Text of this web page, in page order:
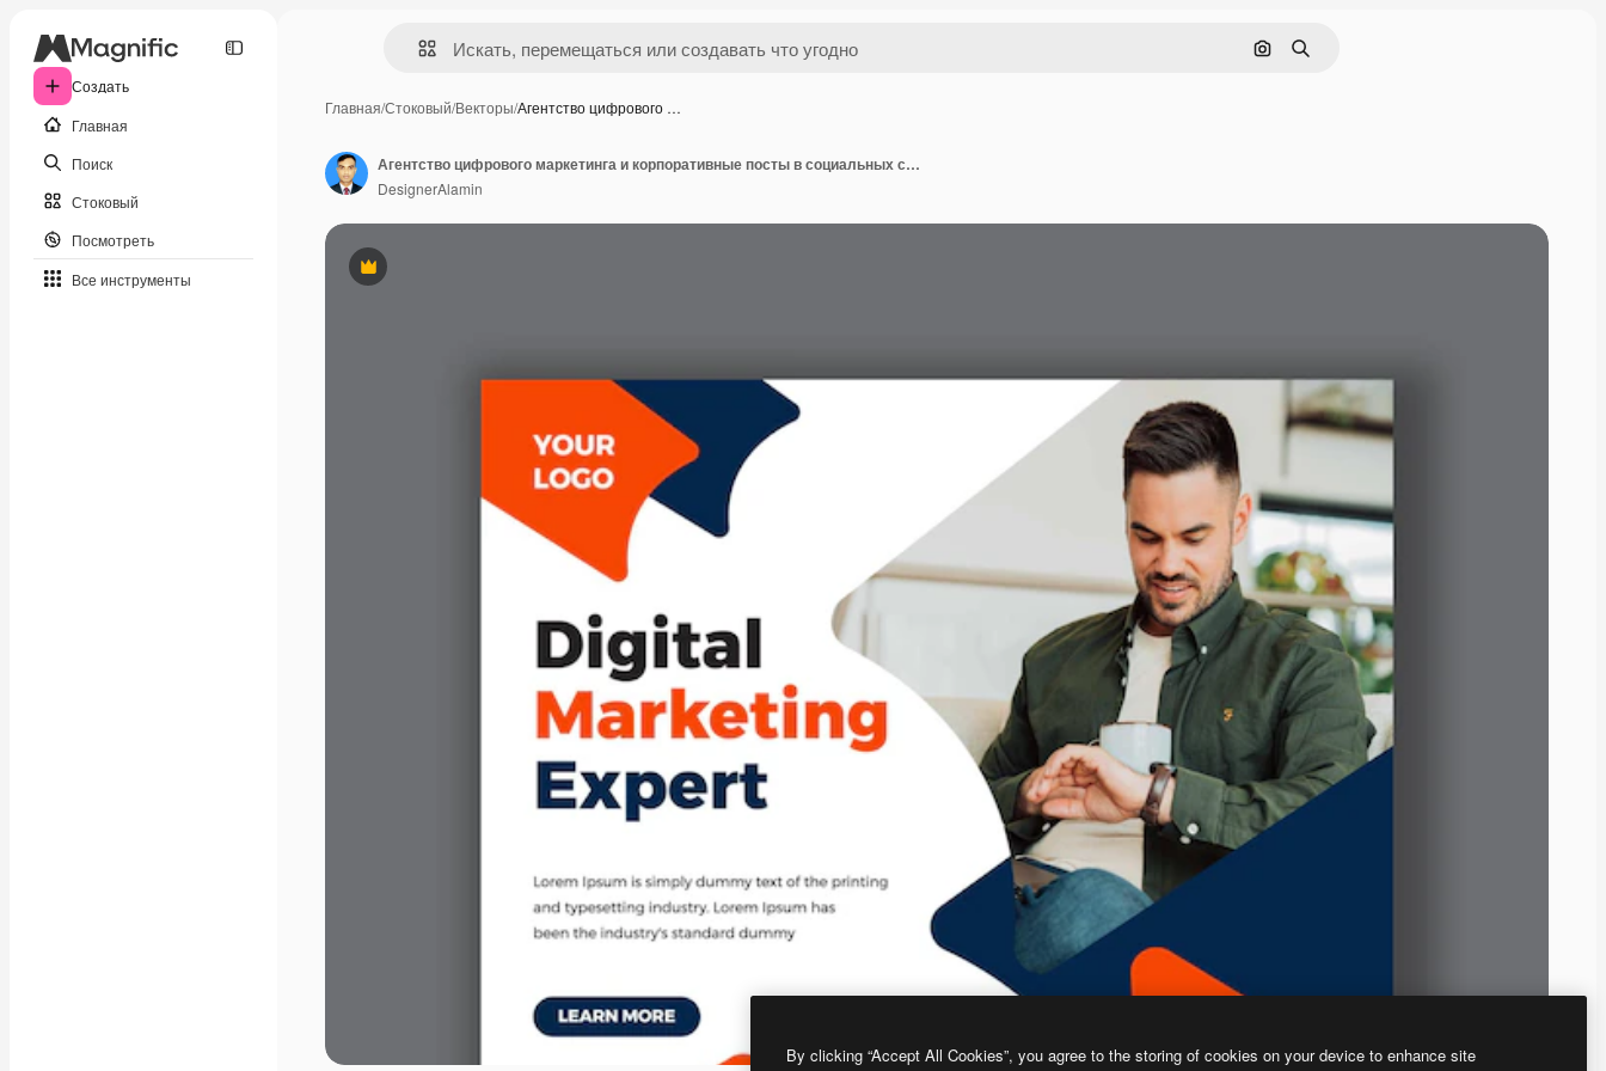
Создать
Главная
Поиск
Стоковый
Посмотреть
Все инструменты
Поиск по изображению
Поиск
Главная/Стоковый/Векторы/Агентство цифрового …
Премиум
Агентство цифрового маркетинга и корпоративные посты в социальных сетях
DesignerAlamin
By clicking “Accept All Cookies”, you agree to the storing of cookies on your device to enhance site